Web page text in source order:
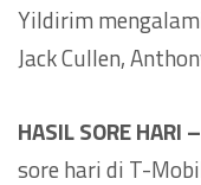
Yildirim
Jack Cullen,
HASIL SORE HARI –
sore hari di T-